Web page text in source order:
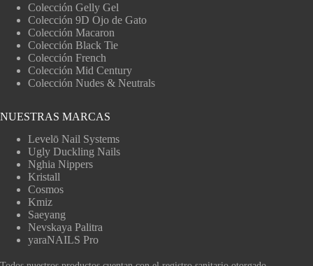
Colección Gelly Gel
Colección 9D Ojo de Gato
Colección Macaron
Colección Black Tie
Colección French
Colección Mid Century
Colección Nudes & Neutrals
NUESTRAS MARCAS
Levelō Nail Systems
Ugly Duckling Nails
Nghia Nippers
Kristall
Cosmos
Kmiz
Saeyang
Nevskaya Palitra
yaraNAILS Pro